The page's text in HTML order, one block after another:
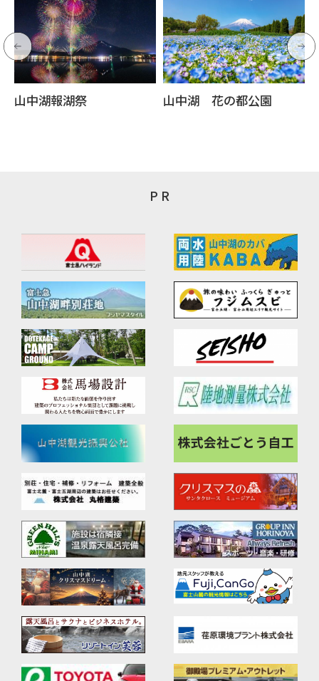
山中湖報湖祭 山中湖 花の都公園
P R